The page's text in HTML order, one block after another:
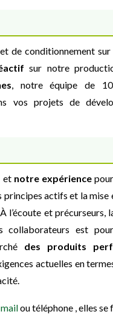
de conditionnement
sur notre
, notre équipe de 10
vos projets de
et notre expérience
actifs et la mise
et précurseurs,
collaborateurs est
des produits
actuelles en
ou téléphone , elles